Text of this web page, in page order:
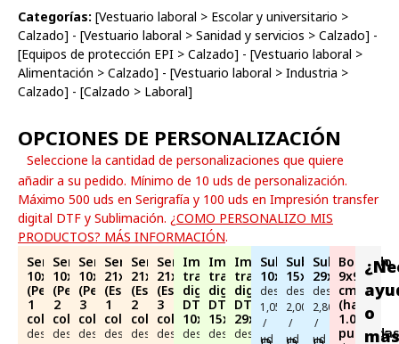
Categorías: [Vestuario laboral > Escolar y universitario >
Calzado] - [Vestuario laboral > Sanidad y servicios > Calzado] -
[Equipos de protección EPI > Calzado] - [Vestuario laboral >
Alimentación > Calzado] - [Vestuario laboral > Industria >
Calzado] - [Calzado > Laboral]
OPCIONES DE PERSONALIZACIÓN
Seleccione la cantidad de personalizaciones que quiere
añadir a su pedido. Mínimo de 10 uds de personalización.
Máximo 500 uds en Serigrafía y 100 uds en Impresión transfer
digital DTF y Sublimación. ¿COMO PERSONALIZO MIS
PRODUCTOS? MÁS INFORMACIÓN.
Serigrafía
10x10cm
(Pecho)
1
color
desde
Serigrafía
10x10cm
(Pecho)
2
colores
desde
Serigrafía
10x10cm
(Pecho)
3
colores
desde
Serigrafía
21x29cm
(Espalda)
1
color
desde
Serigrafía
21x29cm
(Espalda)
2
colores
desde
Serigrafía
21x29cm
(Espalda)
3
colores
desde
Impresión
transfer
digital
DTF
10x10cm
desde
Impresión
transfer
digital
DTF
15x21cm
desde
Impresión
transfer
digital
DTF
29x21cm
desde
Sublimación
10x10cm
desde
1,05€
/
ud
Más
Sublimación
15x21cm
desde
2,00€
/
ud
Más
Sublimación
29x21cm
desde
2,80€
/
ud
Más
Bordado
9x9
cm
(hasta
1.000o
más